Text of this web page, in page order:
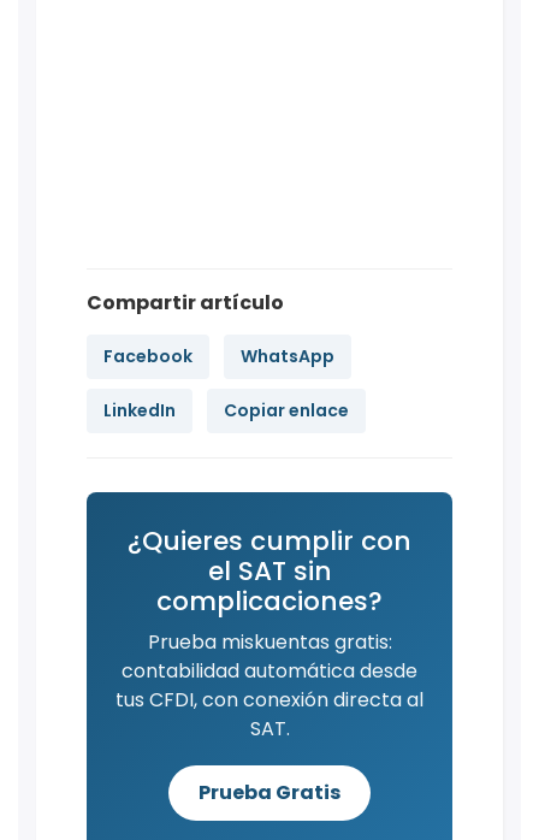
Compartir artículo
Facebook WhatsApp
LinkedIn Copiar enlace
¿Quieres cumplir con
el SAT sin
complicaciones?
Prueba miskuentas gratis:
contabilidad automática desde
tus CFDI, con conexión directa al
SAT.
Prueba Gratis